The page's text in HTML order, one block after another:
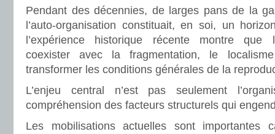
Pendant des décennies, de larges pans de la
l’auto-organisation constituait, en soi, un
l’expérience historique récente montre que
coexister avec la fragmentation, le
transformer les conditions générales de la
L’enjeu central n’est pas seulement
compréhension des facteurs structurels qui
Les mobilisations actuelles sont importantes